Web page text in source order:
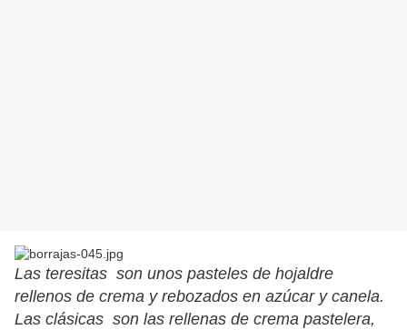
Las teresitas son unos pasteles de hojaldre
rellenos de crema y rebozados en azúcar y canela.
Las clásicas son las rellenas de crema pastelera,